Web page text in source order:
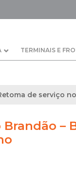
TERMINAIS E
de serviço
–